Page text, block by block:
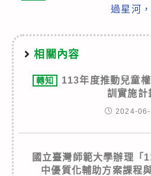
過星河
相關內容
轉知
113年度推動兒童
訓實施計
2024-
國立臺灣師範大學辦理「
中優質化輔助方案課程